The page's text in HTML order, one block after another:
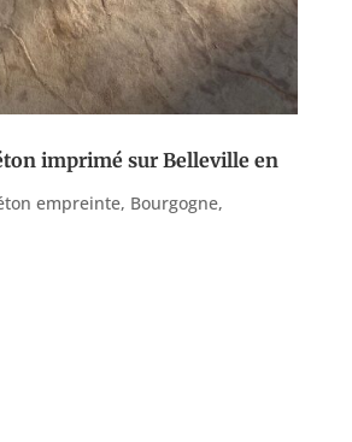
imprimé sur Belleville en
empreinte, Bourgogne,